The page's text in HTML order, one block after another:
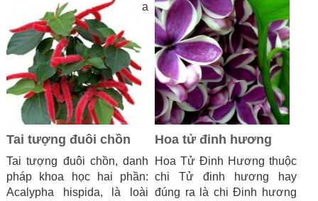
amaryllifolius, thuộc họ dứa
Tai tượng đuôi chồn
Tai tượng đuôi chồn, danh
pháp khoa học hai phần:
Acalypha hispida, là loài
Hoa tử đinh hương
Hoa Tử Đinh Hương thuộc
chi Tử đinh hương hay
đúng ra là chi Đinh hương